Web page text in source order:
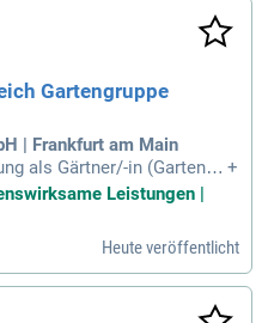
Gartengruppe
| Frankfurt am Main
als Gärtner/-in (Garten- u
als geprüfte Fachkraft fü
einer anerkannt
+
Leistungen |
Heute veröffentlicht